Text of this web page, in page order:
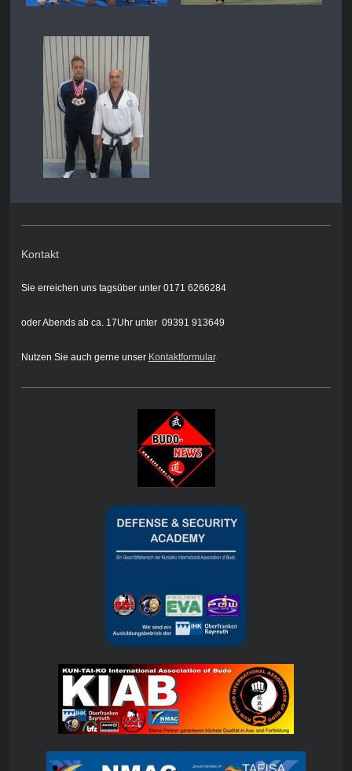
Kontakt
Sie erreichen uns tagsüber unter 0171 6266284
oder Abends ab ca. 17Uhr unter 09391 913649
Nutzen Sie auch gerne unser Kontaktformular.